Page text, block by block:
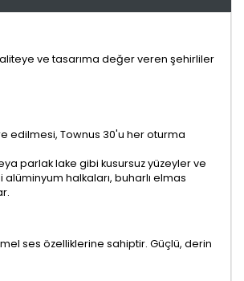
ve tasarıma değer veren şehirliler
edilmesi, Townus 30'u her oturma
parlak lake gibi kusursuz yüzeyler ve
halkaları, buharlı elmas
ses özelliklerine sahiptir. Güçlü, derin